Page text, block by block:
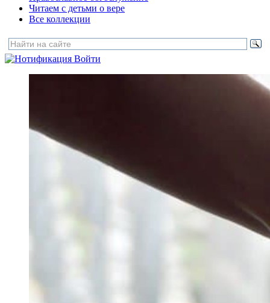
Читаем с детьми о вере
Все коллекции
Войти